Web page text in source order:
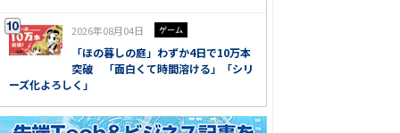
2026年08月04日 ゲーム
「ほの暮しの庭」わずか4日で10万本
突破 「面白くて時間溶ける」「シリ
ーズ化よろしく」